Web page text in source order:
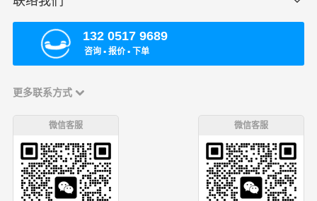
132 0517 9689
咨询 ▪ 报价 ▪ 下单
更多联系方式
微信客服 微信客服